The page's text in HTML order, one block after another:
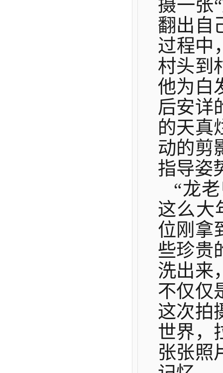
摄一张
翻出自
过程中
村头到
他为白
后安详
的天真
动的剪
指导姿
“龙
这么大
位刚拿
些珍贵
洗出来
不仅仅
这次拍
世界，
张张照